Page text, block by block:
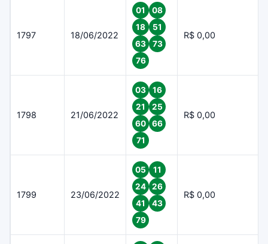
1797 18/06/2022
01
08
18
51
63
73
76
R$ 0,00
1798 21/06/2022
03
16
21
25
60
66
71
R$ 0,00
1799 23/06/2022
05
11
24
26
41
43
79
R$ 0,00